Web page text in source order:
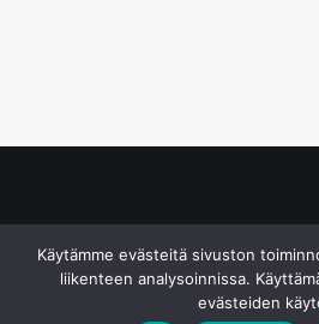
Käytämme evästeitä sivuston
liikenteen analysoinnissa.
evästeiden